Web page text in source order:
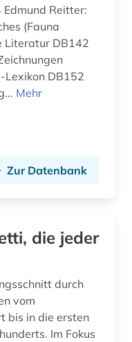
Reitter:
(Fauna
Literatur DB142
Lexikon DB152
Mehr
Zur Datenbank
die jeder
durch
vom
bis in die ersten
Im Fokus